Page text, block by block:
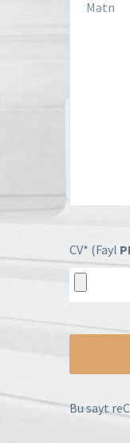
CV* (Fayl
Bu sayt